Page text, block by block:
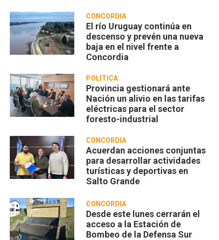
CONCORDIA
El río Uruguay continúa en
descenso y prevén una nueva
baja en el nivel frente a
Concordia
POLÍTICA
Provincia gestionará ante
Nación un alivio en las tarifas
eléctricas para el sector
foresto-industrial
CONCORDIA
Acuerdan acciones conjuntas
para desarrollar actividades
turísticas y deportivas en
Salto Grande
CONCORDIA
Desde este lunes cerrarán el
acceso a la Estación de
Bombeo de la Defensa Sur